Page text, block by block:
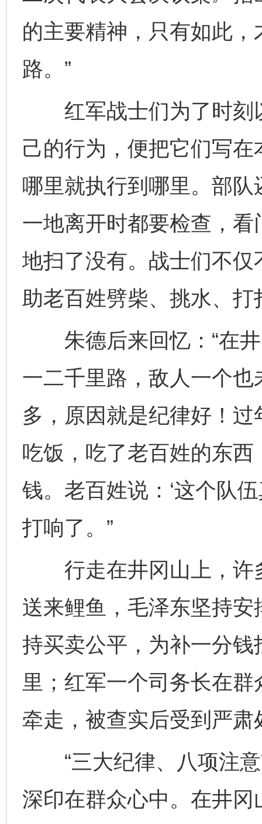
的主要精神，只有如此
路。”
红军战士们为了时刻
己的行为，便把它们写
哪里就执行到哪里。部
一地离开时都要检查，
地扫了没有。战士们不
助老百姓劈柴、挑水、打
朱德后来回忆：“在井
一二千里路，敌人一个
多，原因就是纪律好！
吃饭，吃了老百姓的东
钱。老百姓说：‘这个队
打响了。”
行走在井冈山上，许
送来鲤鱼，毛泽东坚持
持买卖公平，为补一分
里；红军一个司务长在
牵走，被查实后受到严
“三大纪律、八项注意
深印在群众心中。在井